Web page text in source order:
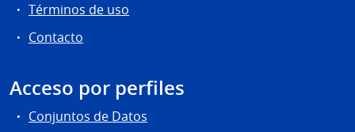
Términos de uso
Contacto
Acceso por perfiles
Conjuntos de Datos